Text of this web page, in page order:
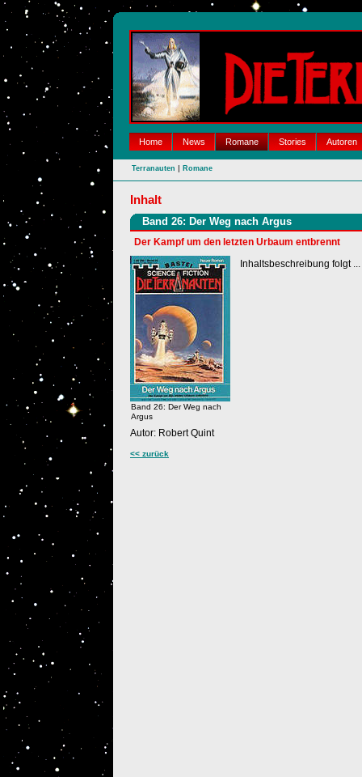
Home News Romane Stories Autoren
Terranauten | Romane
Inhalt
Band 26: Der Weg nach Argus
Der Kampf um den letzten Urbaum entbrennt
Band 26: Der Weg nach
Argus
Inhaltsbeschreibung folgt ...
Autor: Robert Quint
<< zurück